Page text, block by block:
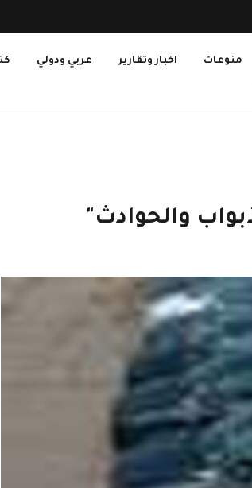
منوعات اخبار وتقارير عربي ودولي
والحوادث"